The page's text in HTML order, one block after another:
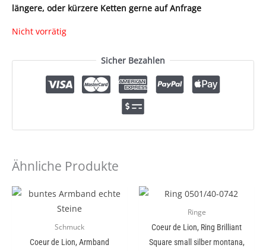
längere, oder kürzere Ketten gerne auf Anfrage
Nicht vorrätig
Sicher Bezahlen
Ähnliche Produkte
Schmuck
Coeur de Lion, Armband
Ringe
Coeur de Lion, Ring Brilliant
Square small silber montana,